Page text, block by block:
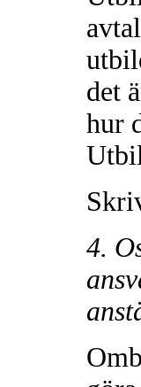
det
hur
4.